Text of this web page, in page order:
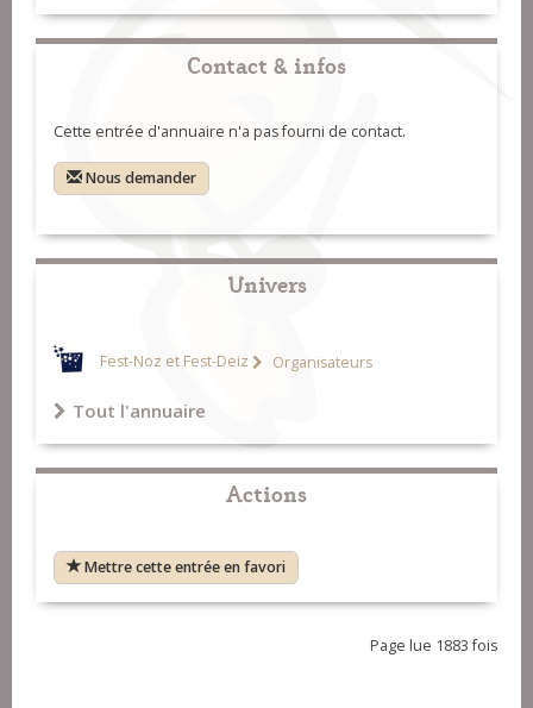
Contact & infos
Cette entrée d'annuaire n'a pas fourni de contact.
Nous demander
Univers
Fest-Noz et Fest-Deiz Organisateurs
Tout l'annuaire
Actions
Mettre cette entrée en favori
Page lue 1883 fois